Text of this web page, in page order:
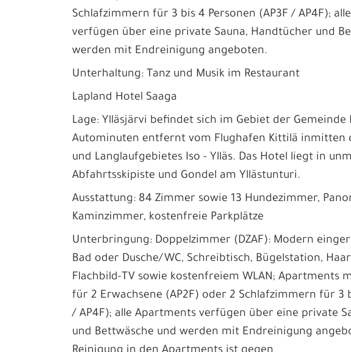
Schlafzimmern für 3 bis 4 Personen (AP3F / AP4F);
verfügen über eine private Sauna, Handtücher und
werden mit Endreinigung angeboten.
Unterhaltung: Tanz und Musik im Restaurant
Lapland Hotel Saaga
Lage: Ylläsjärvi befindet sich im Gebiet der Gemeinde
Autominuten entfernt vom Flughafen Kittilä inmitten
und Langlaufgebietes Iso - Ylläs. Das Hotel liegt in
Abfahrtsskipiste und Gondel am Yllästunturi.
Ausstattung: 84 Zimmer sowie 13 Hundezimmer,
Kaminzimmer, kostenfreie Parkplätze
Unterbringung: Doppelzimmer (DZAF): Modern
Bad oder Dusche/WC, Schreibtisch, Bügelstation,
Flachbild-TV sowie kostenfreiem WLAN; Apartments
für 2 Erwachsene (AP2F) oder 2 Schlafzimmern für 3
/ AP4F); alle Apartments verfügen über eine private
und Bettwäsche und werden mit Endreinigung